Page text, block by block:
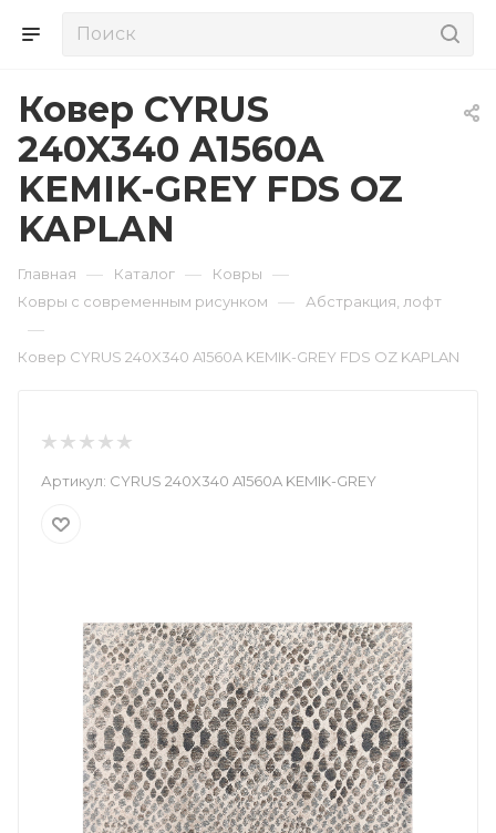
Ковер CYRUS
240X340 A1560A
KEMIK-GREY FDS OZ
KAPLAN
Главная — Каталог — Ковры —
Ковры с современным рисунком — Абстракция, лофт
—
Ковер CYRUS 240X340 A1560A KEMIK-GREY FDS OZ KAPLAN
Артикул: CYRUS 240X340 A1560A KEMIK-GREY